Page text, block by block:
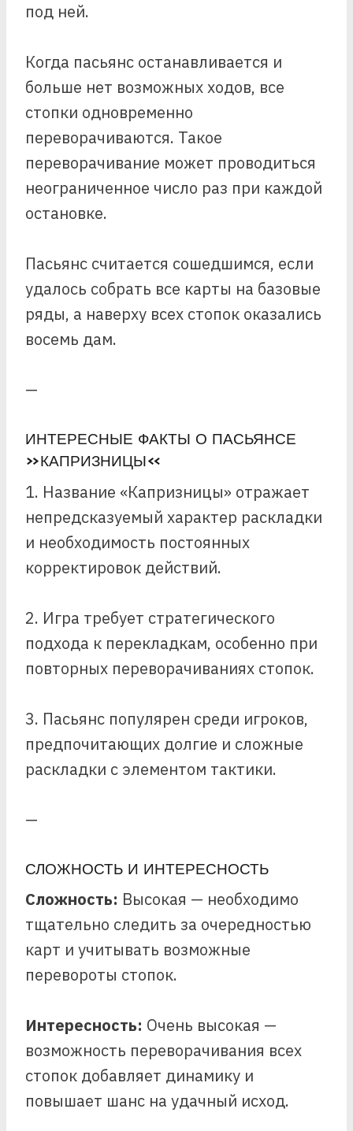
под ней.
Когда пасьянс останавливается и
больше нет возможных ходов, все
стопки одновременно
переворачиваются. Такое
переворачивание может проводиться
неограниченное число раз при каждой
остановке.
Пасьянс считается сошедшимся, если
удалось собрать все карты на базовые
ряды, а наверху всех стопок оказались
восемь дам.
—
ИНТЕРЕСНЫЕ ФАКТЫ О ПАСЬЯНСЕ
«КАПРИЗНИЦЫ»
1. Название «Капризницы» отражает
непредсказуемый характер раскладки
и необходимость постоянных
корректировок действий.
2. Игра требует стратегического
подхода к перекладкам, особенно при
повторных переворачиваниях стопок.
3. Пасьянс популярен среди игроков,
предпочитающих долгие и сложные
раскладки с элементом тактики.
—
СЛОЖНОСТЬ И ИНТЕРЕСНОСТЬ
Сложность: Высокая — необходимо
тщательно следить за очередностью
карт и учитывать возможные
перевороты стопок.
Интересность: Очень высокая —
возможность переворачивания всех
стопок добавляет динамику и
повышает шанс на удачный исход.